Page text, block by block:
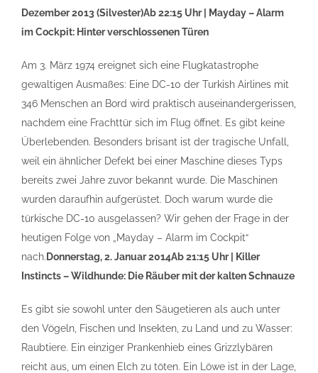
Dezember 2013 (Silvester)Ab 22:15 Uhr | Mayday – Alarm
im Cockpit: Hinter verschlossenen Türen
Am 3. März 1974 ereignet sich eine Flugkatastrophe
gewaltigen Ausmaßes: Eine DC-10 der Turkish Airlines mit
346 Menschen an Bord wird praktisch auseinandergerissen,
nachdem eine Frachttür sich im Flug öffnet. Es gibt keine
Überlebenden. Besonders brisant ist der tragische Unfall,
weil ein ähnlicher Defekt bei einer Maschine dieses Typs
bereits zwei Jahre zuvor bekannt wurde. Die Maschinen
wurden daraufhin aufgerüstet. Doch warum wurde die
türkische DC-10 ausgelassen? Wir gehen der Frage in der
heutigen Folge von „Mayday – Alarm im Cockpit“
nach. Donnerstag, 2. Januar 2014Ab 21:15 Uhr | Killer
Instincts – Wildhunde: Die Räuber mit der kalten Schnauze
Es gibt sie sowohl unter den Säugetieren als auch unter
den Vögeln, Fischen und Insekten, zu Land und zu Wasser:
Raubtiere. Ein einziger Prankenhieb eines Grizzlybären
reicht aus, um einen Elch zu töten. Ein Löwe ist in der Lage,